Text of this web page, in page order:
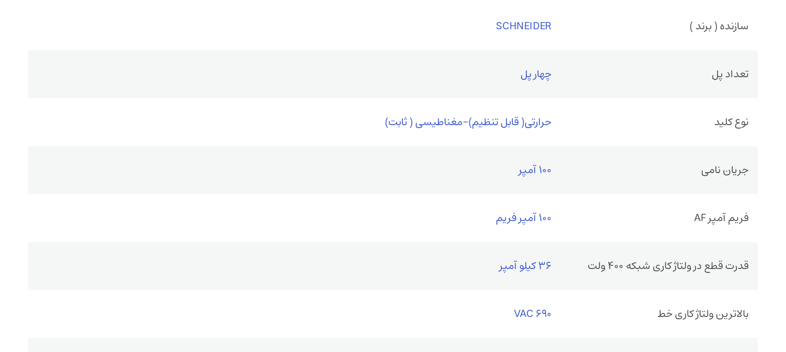
سازنده ( برند ) SCHNEIDER
تعداد پل چهار پل
نوع کلید حرارتی( قابل تنظیم)-مغناطیسی ( ثابت)
جریان نامی 100 آمپر
فریم آمپر AF 100 آمپر فریم
قدرت قطع در ولتاژ کاری شبکه 400 ولت 36 کیلو آمپر
بالاترین ولتاژ کاری خط 690 VAC